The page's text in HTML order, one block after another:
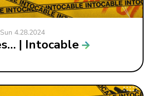
4.28.2024
| Intocable